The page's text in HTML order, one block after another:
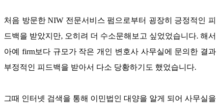
처음 방문한NIW 전문서비스 펌으로부터 굉장히 긍정적인 피
드백을 받았지만, 오히려 더 수소문해보고 싶었었습니다. 해서
아예 firm보다 규모가 작은 개인 변호사 사무실에 문의한 결과
부정적인 피드백을 받아서 다소 당황하기도 했었습니다.
그때 인터넷 검색을 통해 이민법인 대양을 알게 되어 사무실을